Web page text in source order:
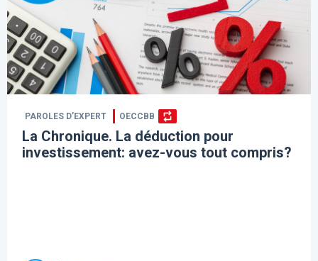
PAROLES D’EXPERT OECCBB
La Chronique. La déduction pour
investissement: avez-vous tout compris?